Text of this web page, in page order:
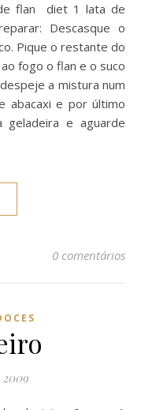
Descasque o
Pique o restante do
fogo o flan e o suco
a mistura num
abacaxi e por último
e aguarde
0 comentários